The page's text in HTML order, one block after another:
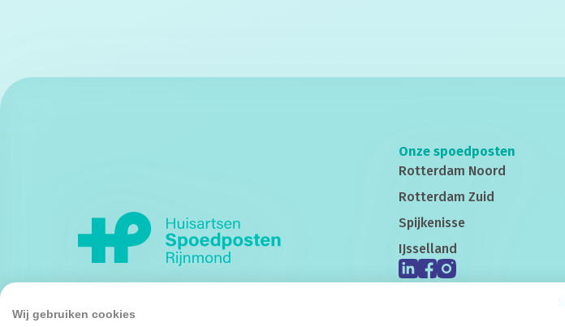
Onze spoedposten
Rotterdam Noord
Rotterdam Zuid
Spijkenisse
IJsselland
Wij gebruiken cookies